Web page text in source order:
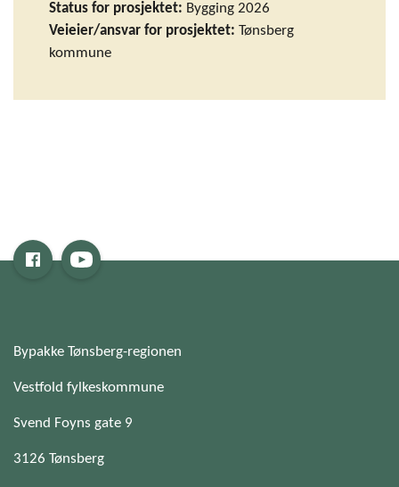
Status for prosjektet: Bygging 2026
Veieier/ansvar for prosjektet: Tønsberg
kommune
Bypakke Tønsberg-regionen
Vestfold fylkeskommune
Svend Foyns gate 9
3126 Tønsberg